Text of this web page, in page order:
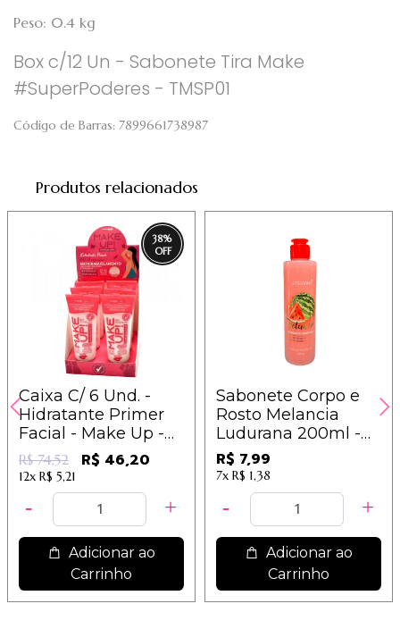
Peso: 0.4 kg
Box c/12 Un - Sabonete Tira Make
#SuperPoderes - TMSP01
Código de Barras: 7899661738987
Produtos relacionados
38%
Caixa C/ 6 Und. -
Hidratante Primer
Facial - Make Up -
Dermachem
R$ 74,52 R$ 46,20
12x R$ 5,21
Adicionar ao
Carrinho
Sabonete Corpo e
Rosto Melancia
Ludurana 200ml -
B00292
R$ 7,99
7x R$ 1,38
Adicionar ao
Carrinho